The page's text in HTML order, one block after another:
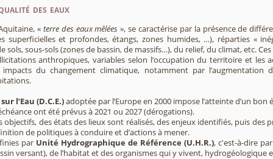
des eaux
« terre des eaux mêlées », se caractérise par la présence de
superficielles et profondes, étangs, zones humides, …), réparties «
sols, sous-sols (zones de bassin, de massifs…), du relief, du climat, etc.
anthropiques, variables selon l’occupation du territoire et les
impacts du changement climatique, notamment par l’augmentation
l’Eau (D.C.E.)adoptée par l’Europe en 2000 impose l’atteinte d’un
ont été prévus à 2021 ou 2027 (dérogations).
objectifs, des états des lieux sont réalisés, des enjeux identifiés, puis des
de politiques à conduire et d’actions à mener.
par Unité Hydrographique de Référence (U.H.R.), c'est-à-dire
versant), de l’habitat et des organismes qui y vivent, hydrogéologique